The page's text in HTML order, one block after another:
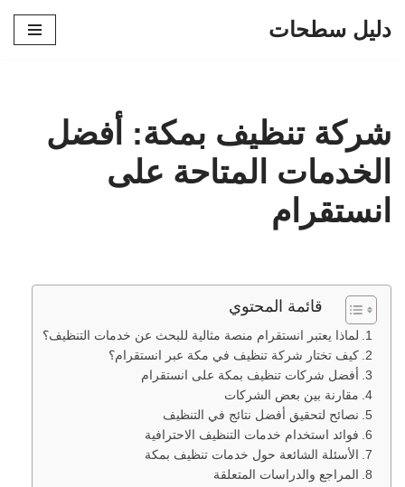
دليل سطحات
شركة تنظيف بمكة: أفضل
الخدمات المتاحة على
انستقرام
قائمة المحتوي
لماذا يعتبر انستقرام منصة مثالية للبحث عن خدمات التنظيف؟
كيف تختار شركة تنظيف في مكة عبر انستقرام؟
أفضل شركات تنظيف بمكة على انستقرام
مقارنة بين بعض الشركات
نصائح لتحقيق أفضل نتائج في التنظيف
فوائد استخدام خدمات التنظيف الاحترافية
الأسئلة الشائعة حول خدمات تنظيف بمكة
المراجع والدراسات المتعلقة